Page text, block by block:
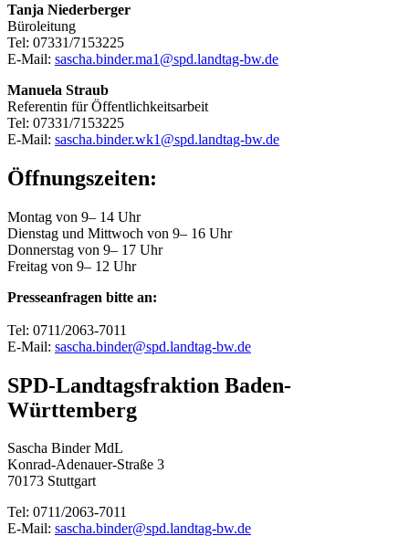
Tanja Niederberger
Büroleitung
Tel: 07331/7153225
E-Mail: sascha.binder.ma1@spd.landtag-bw.de
Manuela Straub
Referentin für Öffentlichkeitsarbeit
Tel: 07331/7153225
E-Mail: sascha.binder.wk1@spd.landtag-bw.de
Öffnungszeiten:
Montag von 9– 14 Uhr
Dienstag und Mittwoch von 9– 16 Uhr
Donnerstag von 9– 17 Uhr
Freitag von 9– 12 Uhr
Presseanfragen bitte an:
Tel: 0711/2063-7011
E-Mail: sascha.binder@spd.landtag-bw.de
SPD-Landtagsfraktion Baden-
Württemberg
Sascha Binder MdL
Konrad-Adenauer-Straße 3
70173 Stuttgart
Tel: 0711/2063-7011
E-Mail: sascha.binder@spd.landtag-bw.de